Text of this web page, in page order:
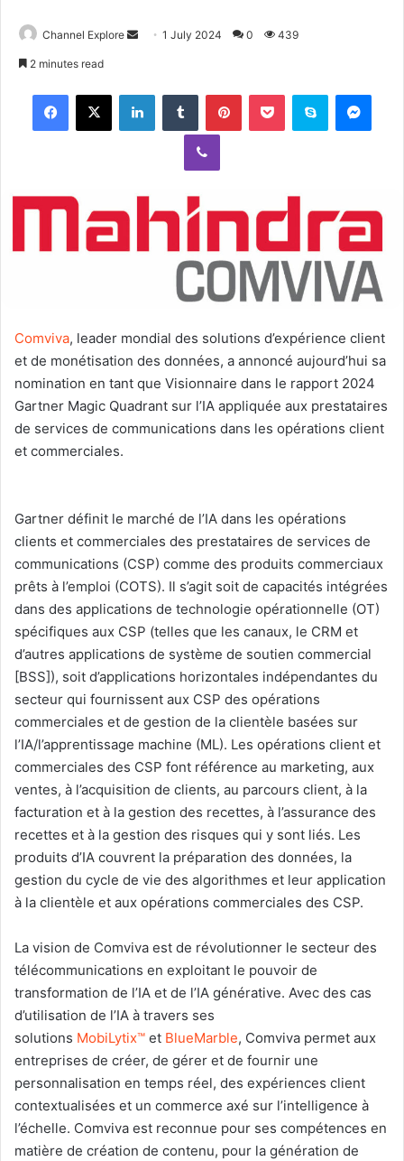
Channel Explore
a
l
1 July 2024 0 439
2 minutes read
Viber
Comviva, leader mondial des solutions d’expérience client
et de monétisation des données, a annoncé aujourd’hui sa
nomination en tant que Visionnaire dans le rapport 2024
Gartner Magic Quadrant sur l’IA appliquée aux prestataires
de services de communications dans les opérations client
et commerciales.
Gartner définit le marché de l’IA dans les opérations
clients et commerciales des prestataires de services de
communications (CSP) comme des produits commerciaux
prêts à l’emploi (COTS). Il s’agit soit de capacités intégrées
dans des applications de technologie opérationnelle (OT)
spécifiques aux CSP (telles que les canaux, le CRM et
d’autres applications de système de soutien commercial
[BSS]), soit d’applications horizontales indépendantes du
secteur qui fournissent aux CSP des opérations
commerciales et de gestion de la clientèle basées sur
l’IA/l’apprentissage machine (ML). Les opérations client et
commerciales des CSP font référence au marketing, aux
ventes, à l’acquisition de clients, au parcours client, à la
facturation et à la gestion des recettes, à l’assurance des
recettes et à la gestion des risques qui y sont liés. Les
produits d’IA couvrent la préparation des données, la
gestion du cycle de vie des algorithmes et leur application
à la clientèle et aux opérations commerciales des CSP.
La vision de Comviva est de révolutionner le secteur des
télécommunications en exploitant le pouvoir de
transformation de l’IA et de l’IA générative. Avec des cas
d’utilisation de l’IA à travers ses
solutions MobiLytix™ et BlueMarble, Comviva permet aux
entreprises de créer, de gérer et de fournir une
personnalisation en temps réel, des expériences client
contextualisées et un commerce axé sur l’intelligence à
l’échelle. Comviva est reconnue pour ses compétences en
matière de création de contenu, pour la génération de